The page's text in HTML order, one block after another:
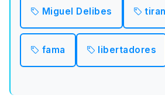
Miguel Delibes
fama libertadores